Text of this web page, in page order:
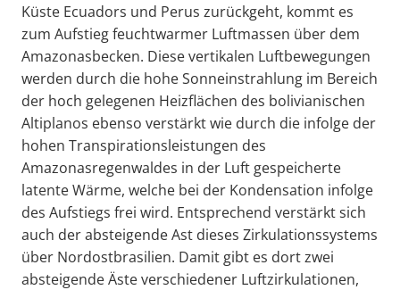
Küste Ecuadors und Perus zurückgeht, kommt es
zum Aufstieg feuchtwarmer Luftmassen über dem
Amazonasbecken. Diese vertikalen Luftbewegungen
werden durch die hohe Sonneinstrahlung im Bereich
der hoch gelegenen Heizflächen des bolivianischen
Altiplanos ebenso verstärkt wie durch die infolge der
hohen Transpirationsleistungen des
Amazonasregenwaldes in der Luft gespeicherte
latente Wärme, welche bei der Kondensation infolge
des Aufstiegs frei wird. Entsprechend verstärkt sich
auch der absteigende Ast dieses Zirkulationssystems
über Nordostbrasilien. Damit gibt es dort zwei
absteigende Äste verschiedener Luftzirkulationen,